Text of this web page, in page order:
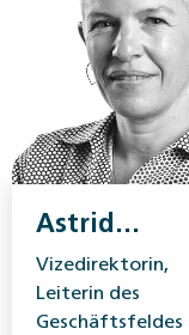
Astrid
Wüthrich
Vizedirektorin,
Leiterin des
Geschäftsfeldes